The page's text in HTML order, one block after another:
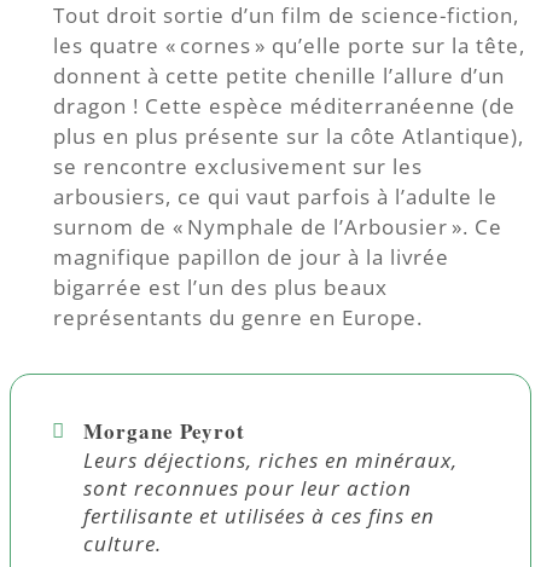
Tout droit sortie d’un film de science-fiction,
les quatre « cornes » qu’elle porte sur la tête,
donnent à cette petite chenille l’allure d’un
dragon ! Cette espèce méditerranéenne (de
plus en plus présente sur la côte Atlantique),
se rencontre exclusivement sur les
arbousiers, ce qui vaut parfois à l’adulte le
surnom de « Nymphale de l’Arbousier ». Ce
magnifique papillon de jour à la livrée
bigarrée est l’un des plus beaux
représentants du genre en Europe.
Morgane Peyrot
Leurs déjections, riches en minéraux,
sont reconnues pour leur action
fertilisante et utilisées à ces fins en
culture.